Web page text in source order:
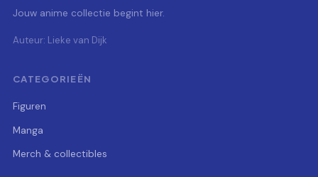
Jouw anime collectie begint hier.
Auteur: Lieke van Dijk
CATEGORIEËN
Figuren
Manga
Merch & collectibles